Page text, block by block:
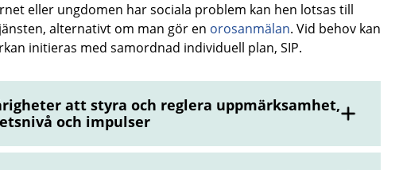
eller ungdomen har sociala problem kan hen lotsas till
alternativt om man gör en orosanmälan. Vid behov kan
initieras med samordnad individuell plan, SIP.
att styra och reglera uppmärksamhet,
och impulser